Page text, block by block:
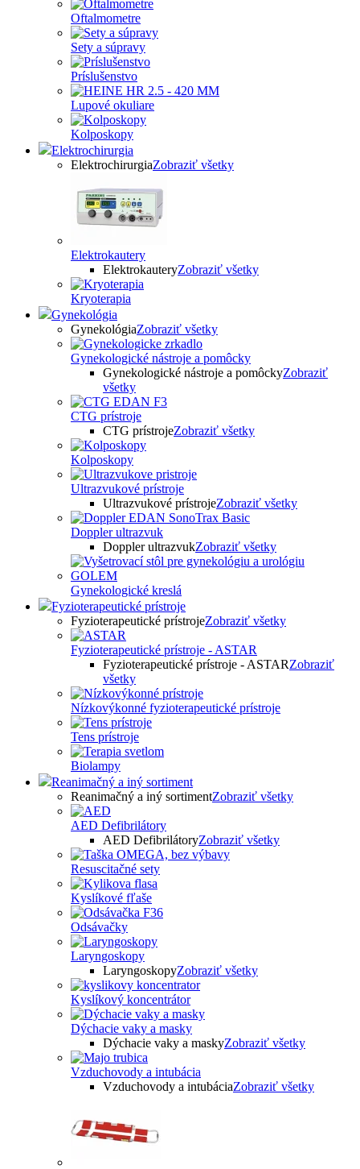
Oftalmometre
Sety a súpravy
Príslušenstvo
Lupové okuliare
Kolposkopy
Elektrochirurgia
ElektrochirurgiaZobraziť všetky
Elektrokautery
ElektrokauteryZobraziť všetky
Kryoterapia
Gynekológia
GynekológiaZobraziť všetky
Gynekologické nástroje a pomôcky
Gynekologické nástroje a pomôckyZobraziť
všetky
CTG prístroje
CTG prístrojeZobraziť všetky
Kolposkopy
Ultrazvukové prístroje
Ultrazvukové prístrojeZobraziť všetky
Doppler ultrazvuk
Doppler ultrazvukZobraziť všetky
Gynekologické kreslá
Fyzioterapeutické prístroje
Fyzioterapeutické prístrojeZobraziť všetky
Fyzioterapeutické prístroje - ASTAR
Fyzioterapeutické prístroje - ASTARZobraziť
všetky
Nízkovýkonné fyzioterapeutické prístroje
Tens prístroje
Biolampy
Reanimačný a iný sortiment
Reanimačný a iný sortimentZobraziť všetky
AED Defibrilátory
AED DefibrilátoryZobraziť všetky
Resuscitačné sety
Kyslíkové fľaše
Odsávačky
Laryngoskopy
LaryngoskopyZobraziť všetky
Kyslíkový koncentrátor
Dýchacie vaky a masky
Dýchacie vaky a maskyZobraziť všetky
Vzduchovody a intubácia
Vzduchovody a intubáciaZobraziť všetky